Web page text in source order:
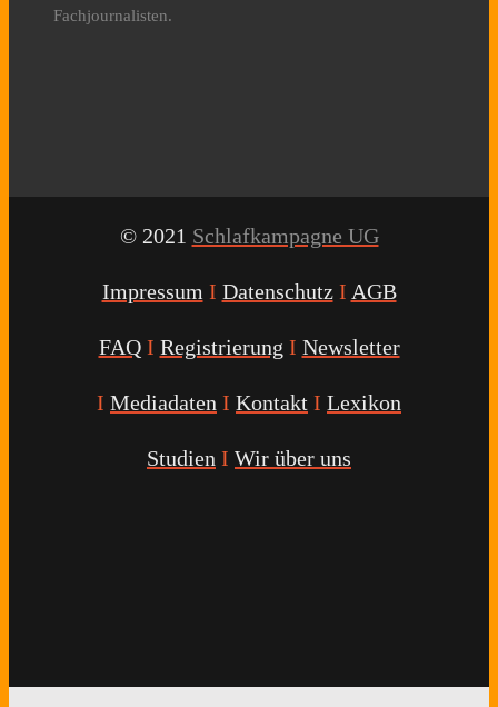
Fachjournalisten.
© 2021 Schlafkampagne UG
Impressum I Datenschutz I AGB
FAQ I Registrierung I Newsletter
I Mediadaten I Kontakt I Lexikon
Studien I Wir über uns